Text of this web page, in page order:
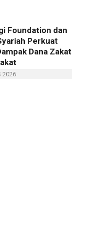
Foundation dan
Perkuat
Dana Zakat
2026